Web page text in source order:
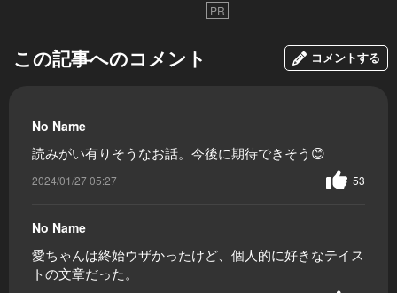
PR
この記事へのコメント コメントする
No Name
読みがい有りそうなお話。今後に期待できそう😊
2024/01/27 05:27 53
No Name
愛ちゃんは終始ウザかったけど、個人的に好きなテイス
トの文章だった。